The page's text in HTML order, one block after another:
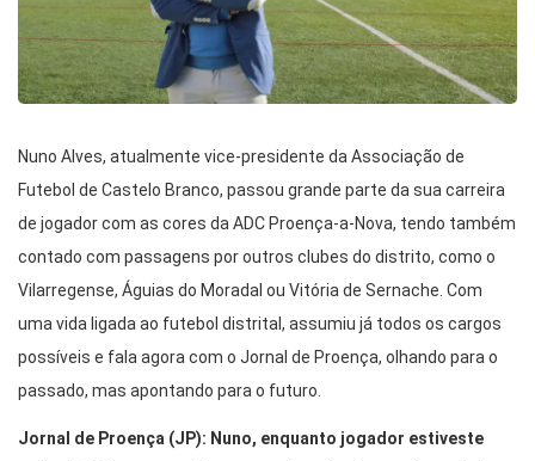
Nuno Alves, atualmente vice-presidente da Associação de
Futebol de Castelo Branco, passou grande parte da sua carreira
de jogador com as cores da ADC Proença-a-Nova, tendo também
contado com passagens por outros clubes do distrito, como o
Vilarregense, Águias do Moradal ou Vitória de Sernache. Com
uma vida ligada ao futebol distrital, assumiu já todos os cargos
possíveis e fala agora com o Jornal de Proença, olhando para o
passado, mas apontando para o futuro.
Jornal de Proença (JP): Nuno, enquanto jogador estiveste